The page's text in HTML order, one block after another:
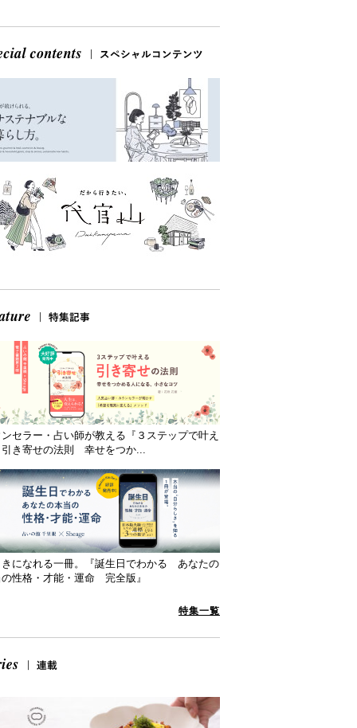
セラー・占い師が教える『３ステップで叶え
き寄せの法則 幸せをつか...
きになれる一冊。『誕生日でわかる あなたの
性格・才能・運命 完全版』
特集一覧